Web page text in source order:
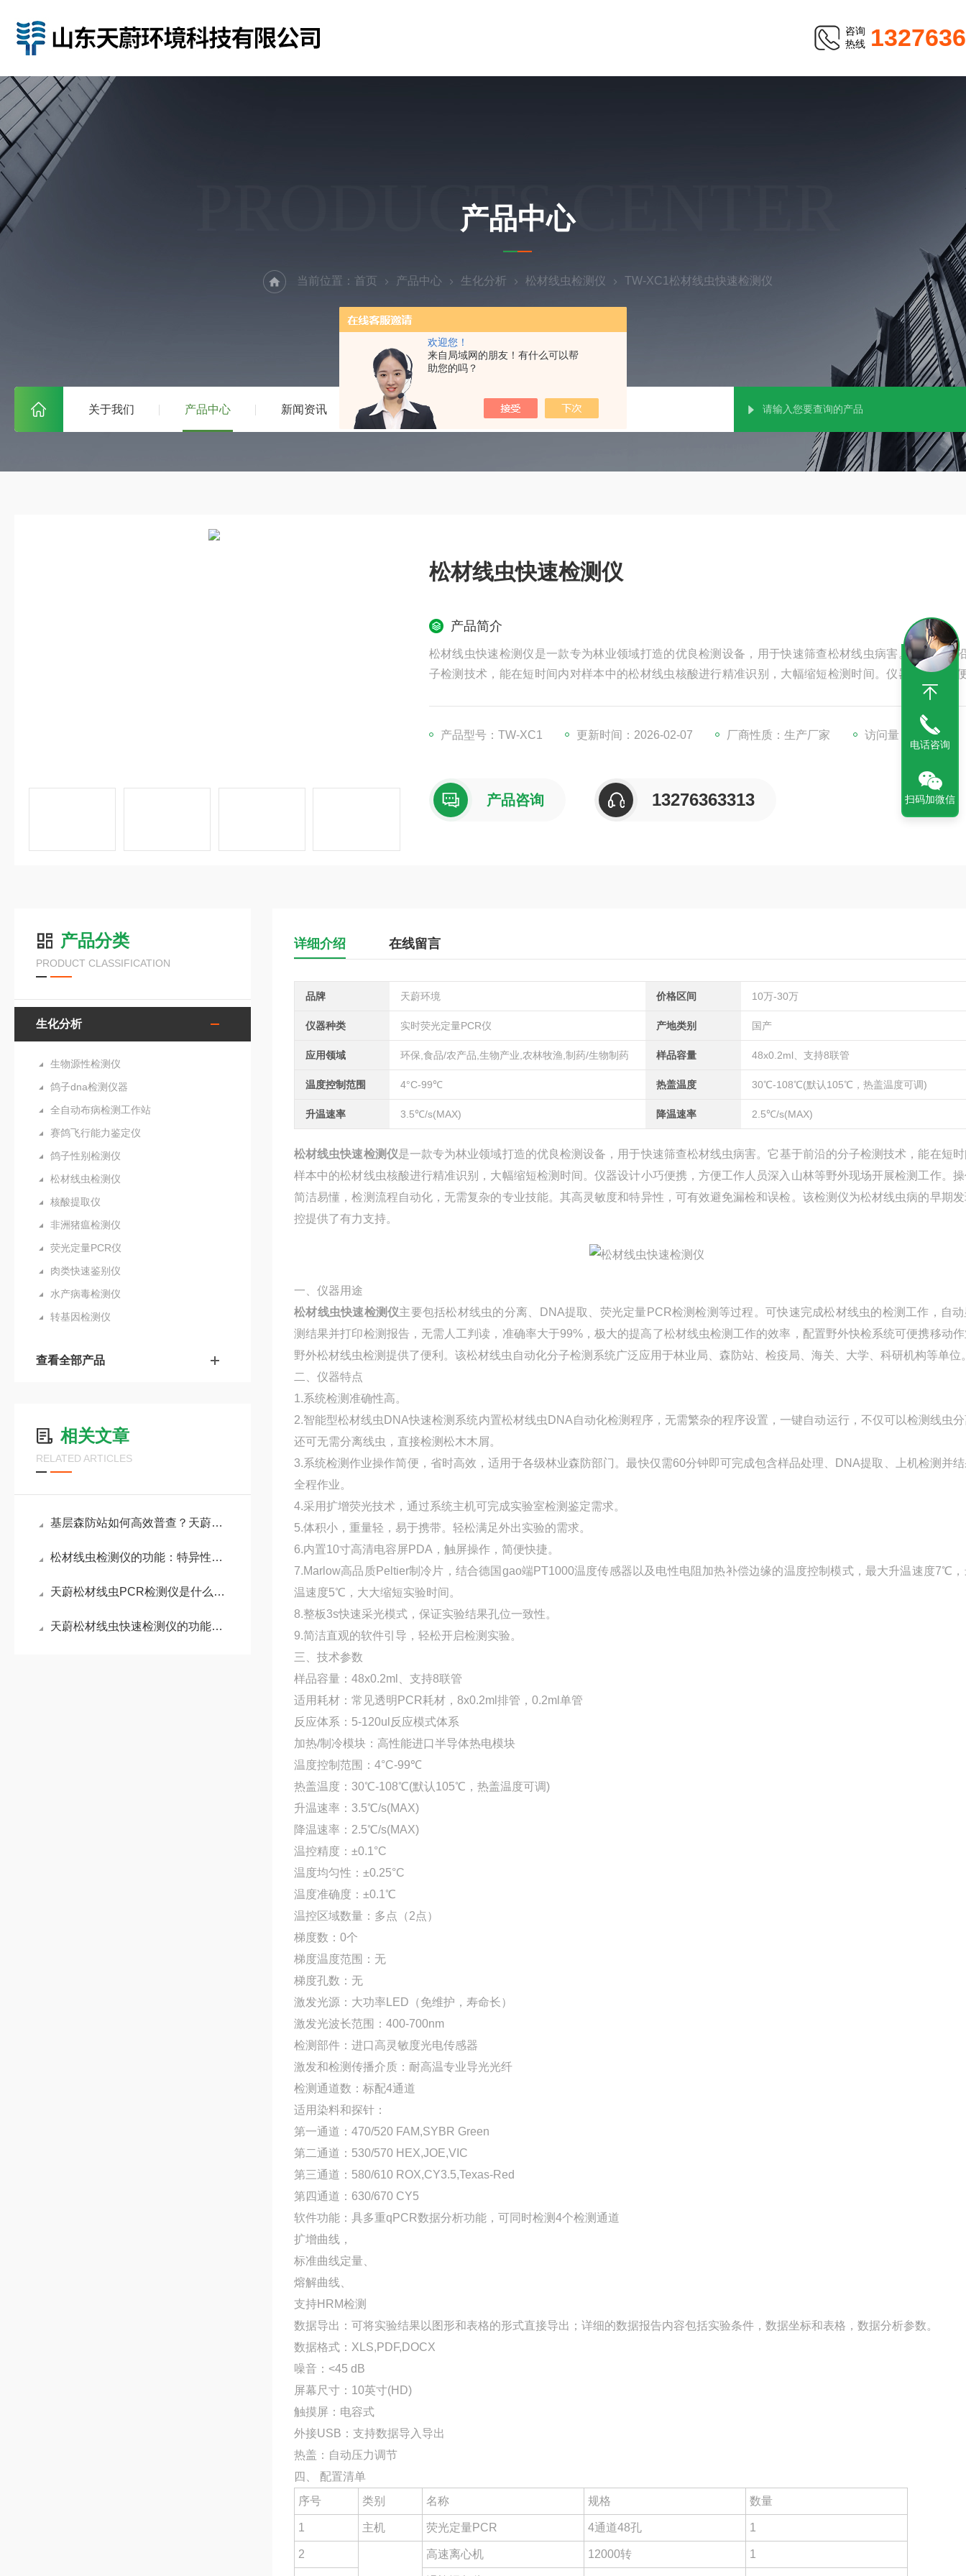
欢迎您！
来自局域网的朋友！有什么可以帮
助您的吗？
咨询
热线
关于我们 产品中心 新闻资讯 技术文章 在线留言 联系我们
PRODUCTS CENTER
产品中心
当前位置： 首页 产品中心 生化分析 松材线虫检测仪 TW-XC1松材线虫快速检测仪
松材线虫快速检测仪
产品简介
松材线虫快速检测仪是一款专为林业领域打造的优良检测设备，用于快速筛查松材线虫病害。它基于前
子检测技术，能在短时间内对样本中的松材线虫核酸进行精准识别，大幅缩短检测时间。仪器设计小巧
方便工作人员深入山林等野外现场开展检测工作。操作界面简洁易懂，检测流程自动化，无需复杂的
能。其高灵敏度和特异性，可有效避免漏检和误检。该检测仪为松材线虫病的早期发现和防控提供了
持。产品型号：TW-XC1 更新时间：2026-02-07 厂商性质：生产厂家 访问量：570
产品咨询 13276363313
产品分类
PRODUCT CLASSIFICATION
生化分析
生物源性检测仪
鸽子dna检测仪器
全自动布病检测工作站
赛鸽飞行能力鉴定仪
鸽子性别检测仪
松材线虫检测仪
核酸提取仪
非洲猪瘟检测仪
荧光定量PCR仪
肉类快速鉴别仪
水产病毒检测仪
转基因检测仪
查看全部产品
相关文章
RELATED ARTICLES
基层森防站如何高效普查？天蔚环境松材线虫检测设备让野外快检更简单
松材线虫检测仪的功能：特异性设计排除其他线虫或生物的干扰，减少误判风险
天蔚松材线虫PCR检测仪是什么：用于快速精准检测松材线虫的分子生物学设备
天蔚松材线虫快速检测仪的功能特点：易于携带，轻松满足外出实验的需求
详细介绍 在线留言
品牌 天蔚环境 价格区间 10万-30万
仪器种类 实时荧光定量PCR仪 产地类别 国产
应用领域 环保,食品/农产品,生物产业,农林牧渔,制药/生物制药 样品容量 48x0.2ml、支持8联管
温度控制范围 4°C-99℃ 热盖温度 30℃-108℃(默认105℃，热盖温度可调)
升温速率 3.5℃/s(MAX) 降温速率 2.5℃/s(MAX)
松材线虫快速检测仪是一款专为林业领域打造的优良检测设备，用于快速筛查松材线虫病害。它基于前沿的分子检测技术，能在短
样本中的松材线虫核酸进行精准识别，大幅缩短检测时间。仪器设计小巧便携，方便工作人员深入山林等野外现场开展检测工作。
简洁易懂，检测流程自动化，无需复杂的专业技能。其高灵敏度和特异性，可有效避免漏检和误检。该检测仪为松材线虫病的早期
控提供了有力支持。
一、仪器用途
松材线虫快速检测仪主要包括松材线虫的分离、DNA提取、荧光定量PCR检测检测等过程。可快速完成松材线虫的检测工作，自
测结果并打印检测报告，无需人工判读，准确率大于99%，极大的提高了松材线虫检测工作的效率，配置野外快检系统可便携移动
野外松材线虫检测提供了便利。该松材线虫自动化分子检测系统广泛应用于林业局、森防站、检疫局、海关、大学、科研机构等单位
二、仪器特点
1.系统检测准确性高。
2.智能型松材线虫DNA快速检测系统内置松材线虫DNA自动化检测程序，无需繁杂的程序设置，一键自动运行，不仅可以检测线虫
还可无需分离线虫，直接检测松木木屑。
3.系统检测作业操作简便，省时高效，适用于各级林业森防部门。最快仅需60分钟即可完成包含样品处理、DNA提取、上机检测并
全程作业。
4.采用扩增荧光技术，通过系统主机可完成实验室检测鉴定需求。
5.体积小，重量轻，易于携带。轻松满足外出实验的需求。
6.内置10寸高清电容屏PDA，触屏操作，简便快捷。
7.Marlow高品质Peltier制冷片，结合德国gao端PT1000温度传感器以及电性电阻加热补偿边缘的温度控制模式，最大升温速度7℃
温速度5℃，大大缩短实验时间。
8.整板3s快速采光模式，保证实验结果孔位一致性。
9.简洁直观的软件引导，轻松开启检测实验。
三、技术参数
样品容量：48x0.2ml、支持8联管
适用耗材：常见透明PCR耗材，8x0.2ml排管，0.2ml单管
反应体系：5-120ul反应模式体系
加热/制冷模块：高性能进口半导体热电模块
温度控制范围：4°C-99℃
热盖温度：30℃-108℃(默认105℃，热盖温度可调)
升温速率：3.5℃/s(MAX)
降温速率：2.5℃/s(MAX)
温控精度：±0.1°C
温度均匀性：±0.25°C
温度准确度：±0.1℃
温控区域数量：多点（2点）
梯度数：0个
梯度温度范围：无
梯度孔数：无
激发光源：大功率LED（免维护，寿命长）
激发光波长范围：400-700nm
检测部件：进口高灵敏度光电传感器
激发和检测传播介质：耐高温专业导光光纤
检测通道数：标配4通道
适用染料和探针：
第一通道：470/520 FAM,SYBR Green
第二通道：530/570 HEX,JOE,VIC
第三通道：580/610 ROX,CY3.5,Texas-Red
第四通道：630/670 CY5
软件功能：具多重qPCR数据分析功能，可同时检测4个检测通道
扩增曲线，
标准曲线定量、
熔解曲线、
支持HRM检测
数据导出：可将实验结果以图形和表格的形式直接导出；详细的数据报告内容包括实验条件，数据坐标和表格，数据分析参数。
数据格式：XLS,PDF,DOCX
噪音：<45 dB
屏幕尺寸：10英寸(HD)
触摸屏：电容式
外接USB：支持数据导入导出
热盖：自动压力调节
四、 配置清单
序号
类别 名称 规格 数量
1 主机 荧光定量PCR 4通道48孔 1
2 高速离心机 12000转 1
电话咨询
扫码加微信